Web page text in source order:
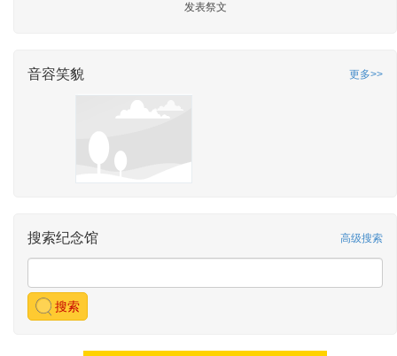
发表祭文
音容笑貌 更多>>
搜索纪念馆 高级搜索
搜索